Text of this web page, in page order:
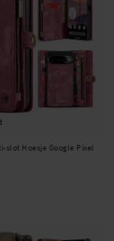
slot Hoesje Google Pixel